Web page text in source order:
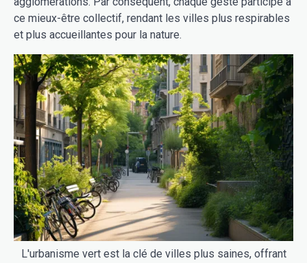
ce mieux-être collectif, rendant les villes plus respirables
et plus accueillantes pour la nature.
L'urbanisme vert est la clé de villes plus saines, offrant